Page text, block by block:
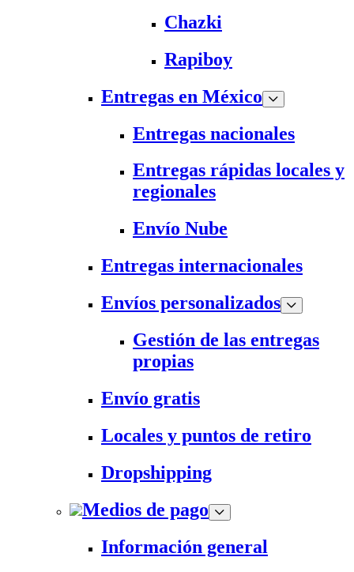
Chazki
Rapiboy
Entregas en México
Entregas nacionales
Entregas rápidas locales y
regionales
Envío Nube
Entregas internacionales
Envíos personalizados
Gestión de las entregas
propias
Envío gratis
Locales y puntos de retiro
Dropshipping
Medios de pago
Información general